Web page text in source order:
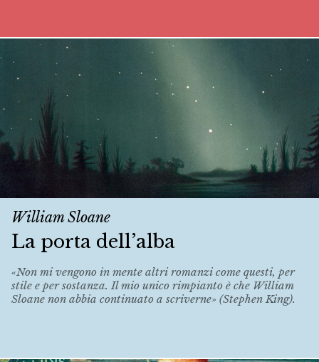
William Sloane
La porta dell’alba
«Non mi vengono in mente altri romanzi come questi, per
stile e per sostanza. Il mio unico rimpianto è che William
Sloane non abbia continuato a scriverne» (Stephen King).